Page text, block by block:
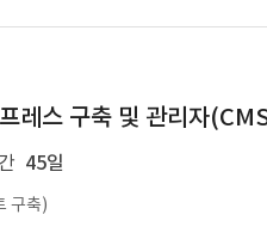
레스 구축 및 관리자
45일
구축)